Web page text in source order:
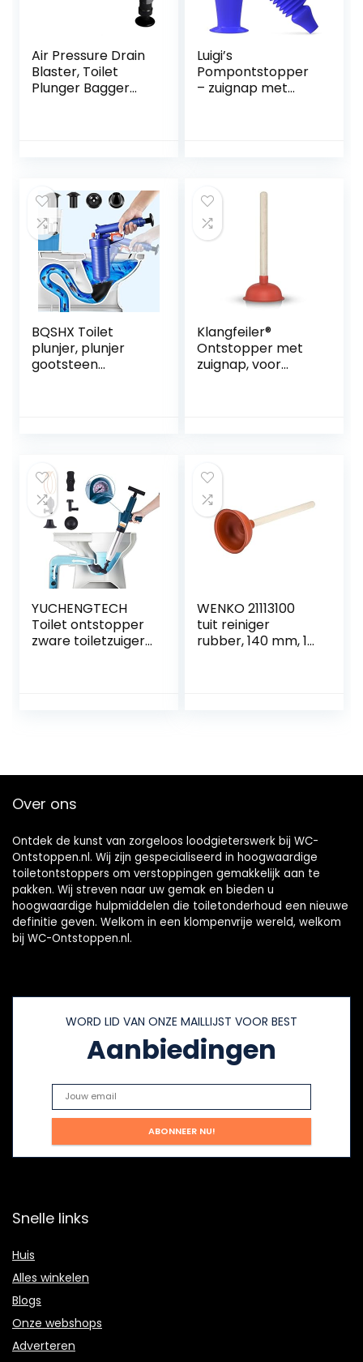
Air Pressure Drain
Blaster, Toilet
Plunger Bagger
Luigi’s
Pompontstopper
– zuignap met
zwakke afvoer
BQSHX Toilet
plunjer, plunjer
gootsteen
voor bad, toilet,
verstopte pijp
Klangfeiler®
Ontstopper met
zuignap, voor
YUCHENGTECH
Toilet ontstopper
zware toiletzuiger
van badkuip,
WENKO 21113100
tuit reiniger
rubber, 140 mm, 14
Over ons
Ontdek de kunst van zorgeloos loodgieterswerk bij WC-
Ontstoppen.nl. Wij zijn gespecialiseerd in hoogwaardige
toiletontstoppers om verstoppingen gemakkelijk aan te
pakken. Wij streven naar uw gemak en bieden u
hoogwaardige hulpmiddelen die toiletonderhoud een nieuwe
definitie geven. Welkom in een klompenvrije wereld, welkom
bij WC-Ontstoppen.nl.
WORD LID VAN ONZE MAILLIJST VOOR BEST
Aanbiedingen
Snelle links
Huis
Alles winkelen
Blogs
Onze webshops
Adverteren